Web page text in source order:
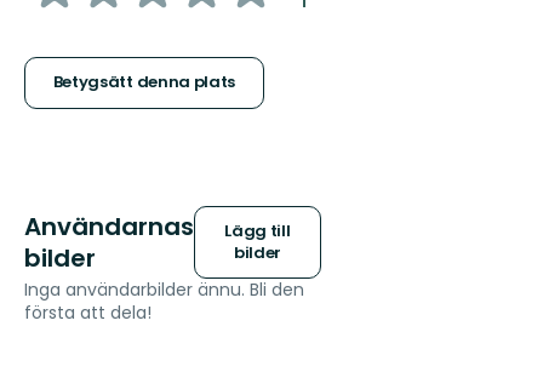
stjärnor
Betygsätt denna plats
Användarnas
bilder
Lägg till
bilder
Inga användarbilder ännu. Bli den
första att dela!